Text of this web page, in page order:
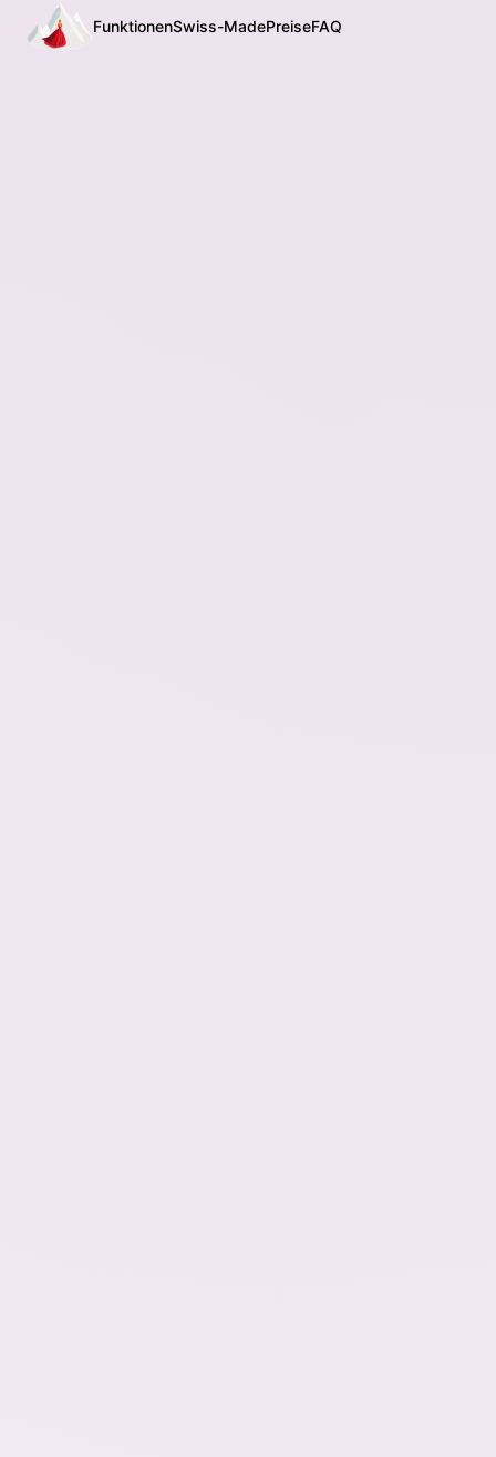
FunktionenSwiss-MadePreiseFAQ